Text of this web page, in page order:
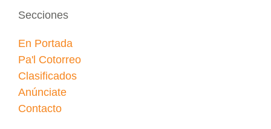
Secciones
En Portada
Pa'l Cotorreo
Clasificados
Anúnciate
Contacto